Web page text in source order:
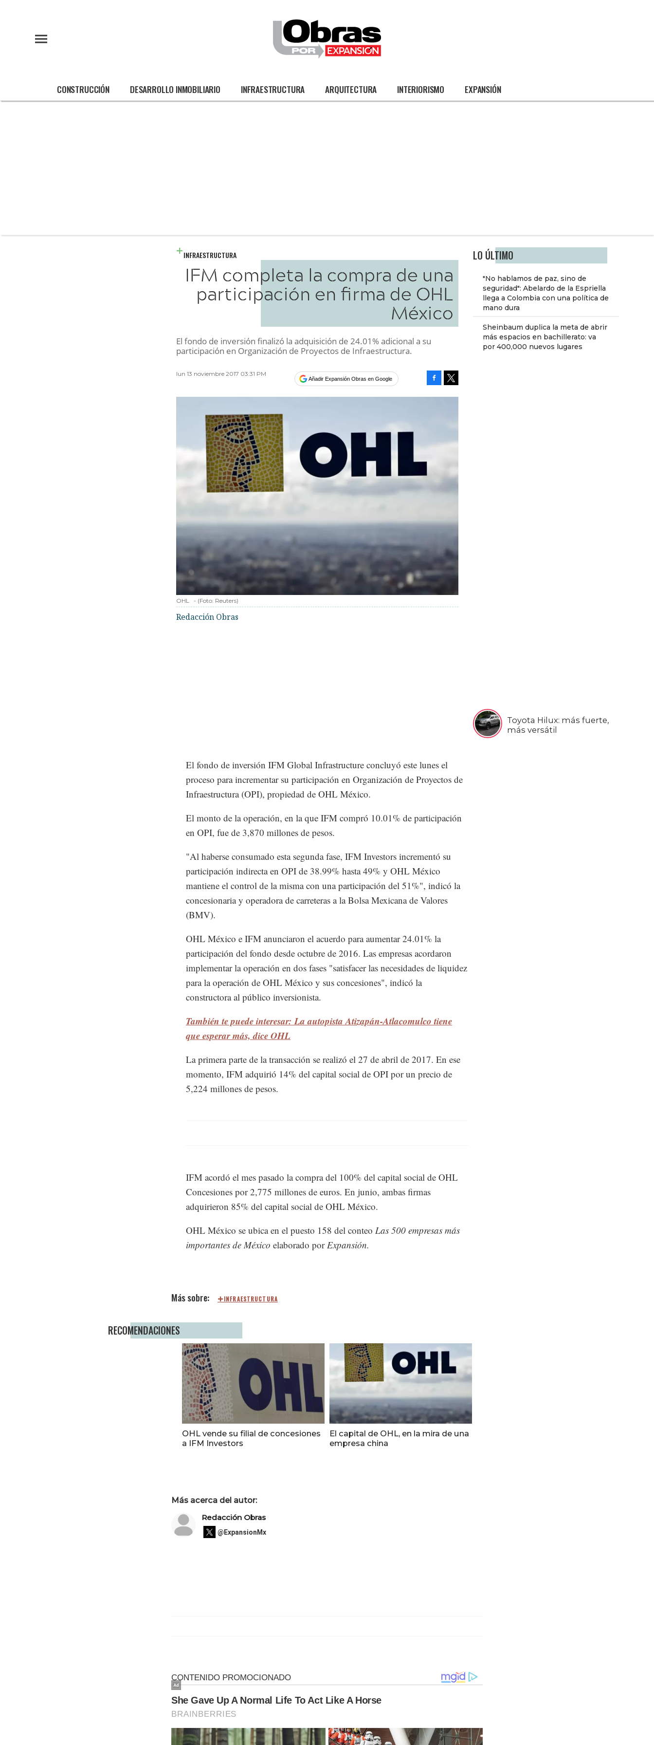
CONSTRUCCIÓN DESARROLLO INMOBILIARIO INFRAESTRUCTURA ARQUITECTURA INTERIORISMO EXPANSIÓN
LO ÚLTIMO
"No hablamos de paz, sino de
seguridad": Abelardo de la Espriella
llega a Colombia con una política de
mano dura
Sheinbaum duplica la meta de abrir
más espacios en bachillerato: va
por 400,000 nuevos lugares
Toyota Hilux: más fuerte,
más versátil
INFRAESTRUCTURA
IFM completa la compra de una
participación en firma de OHL
México
El fondo de inversión finalizó la adquisición de 24.01% adicional a su
participación en Organización de Proyectos de Infraestructura.
lun 13 noviembre 2017 03:31 PM
Añadir Expansión Obras en Google
OHL - (Foto: Reuters)
Redacción Obras
El fondo de inversión IFM Global Infrastructure concluyó este lunes el
proceso para incrementar su participación en Organización de Proyectos de
Infraestructura (OPI), propiedad de OHL México.
El monto de la operación, en la que IFM compró 10.01% de participación
en OPI, fue de 3,870 millones de pesos.
"Al haberse consumado esta segunda fase, IFM Investors incrementó su
participación indirecta en OPI de 38.99% hasta 49% y OHL México
mantiene el control de la misma con una participación del 51%", indicó la
concesionaria y operadora de carreteras a la Bolsa Mexicana de Valores
(BMV).
OHL México e IFM anunciaron el acuerdo para aumentar 24.01% la
participación del fondo desde octubre de 2016. Las empresas acordaron
implementar la operación en dos fases "satisfacer las necesidades de liquidez
para la operación de OHL México y sus concesiones", indicó la
constructora al público inversionista.
También te puede interesar: La autopista Atizapán-Atlacomulco tiene
que esperar más, dice OHL
La primera parte de la transacción se realizó el 27 de abril de 2017. En ese
momento, IFM adquirió 14% del capital social de OPI por un precio de
5,224 millones de pesos.
IFM acordó el mes pasado la compra del 100% del capital social de OHL
Concesiones por 2,775 millones de euros. En junio, ambas firmas
adquirieron 85% del capital social de OHL México.
OHL México se ubica en el puesto 158 del conteo Las 500 empresas más
importantes de México elaborado porExpansión.
INFRAESTRUCTURA
RECOMENDACIONES
OHL vende su filial de concesiones
a IFM Investors
El capital de OHL, en la mira de una
empresa china
Más acerca del autor:
Redacción Obras
@ExpansionMx